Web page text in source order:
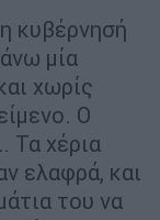
κυβέρνησή
μία
χωρίς
Ο
Τα χέρια
ελαφρά, και
του να